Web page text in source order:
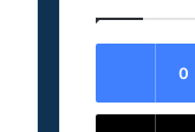
0